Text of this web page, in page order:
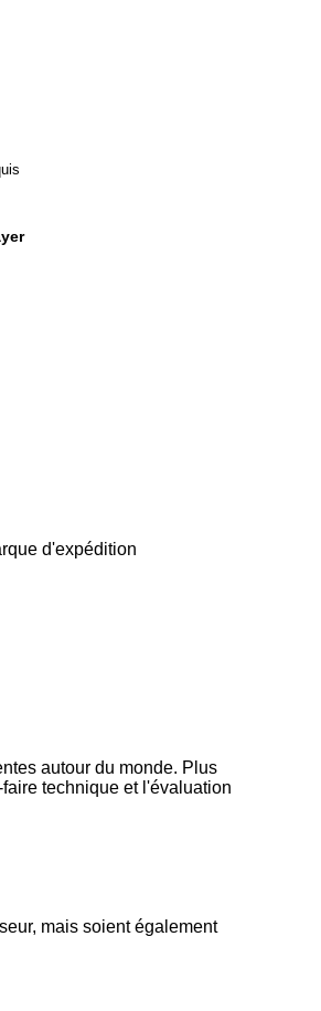
d'expédition
autour du monde. Plus
technique et l'évaluation
mais soient également